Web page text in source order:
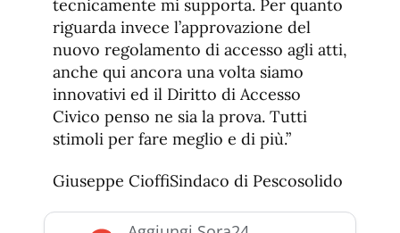
tecnicamente mi supporta. Per quanto
riguarda invece l’approvazione del
nuovo regolamento di accesso agli atti,
anche qui ancora una volta siamo
innovativi ed il Diritto di Accesso
Civico penso ne sia la prova. Tutti
stimoli per fare meglio e di più.”
Giuseppe CioffiSindaco di Pescosolido